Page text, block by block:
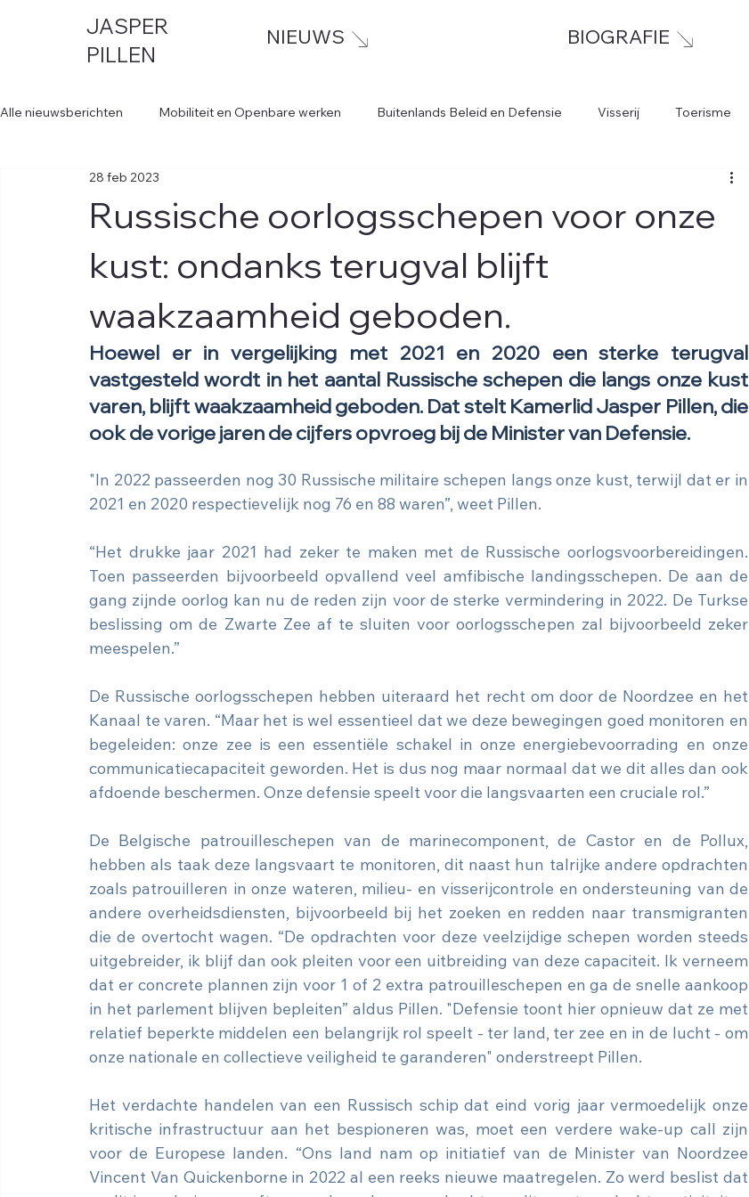
JASPER
PILLEN
NIEUWS BIOGRAFIE
Alle nieuwsberichten Mobiliteit en Openbare werken Buitenlands Beleid en Defensie Visserij Toerisme
Russische oorlogsschepen voor onze
kust: ondanks terugval blijft
waakzaamheid geboden.
28 feb 2023
Hoewel er in vergelijking met 2021 en 2020 een sterke terugval
vastgesteld wordt in het aantal Russische schepen die langs onze kust
varen, blijft waakzaamheid geboden. Dat stelt Kamerlid Jasper Pillen, die
ook de vorige jaren de cijfers opvroeg bij de Minister van Defensie.
"In 2022 passeerden nog 30 Russische militaire schepen langs onze kust, terwijl dat er in
2021 en 2020 respectievelijk nog 76 en 88 waren”, weet Pillen.
“Het drukke jaar 2021 had zeker te maken met de Russische oorlogsvoorbereidingen.
Toen passeerden bijvoorbeeld opvallend veel amfibische landingsschepen. De aan de
gang zijnde oorlog kan nu de reden zijn voor de sterke vermindering in 2022. De Turkse
beslissing om de Zwarte Zee af te sluiten voor oorlogsschepen zal bijvoorbeeld zeker
meespelen.”
De Russische oorlogsschepen hebben uiteraard het recht om door de Noordzee en het
Kanaal te varen. “Maar het is wel essentieel dat we deze bewegingen goed monitoren en
begeleiden: onze zee is een essentiële schakel in onze energiebevoorrading en onze
communicatiecapaciteit geworden. Het is dus nog maar normaal dat we dit alles dan ook
afdoende beschermen. Onze defensie speelt voor die langsvaarten een cruciale rol.”
De Belgische patrouilleschepen van de marinecomponent, de Castor en de Pollux,
hebben als taak deze langsvaart te monitoren, dit naast hun talrijke andere opdrachten
zoals patrouilleren in onze wateren, milieu- en visserijcontrole en ondersteuning van de
andere overheidsdiensten, bijvoorbeeld bij het zoeken en redden naar transmigranten
die de overtocht wagen. “De opdrachten voor deze veelzijdige schepen worden steeds
uitgebreider, ik blijf dan ook pleiten voor een uitbreiding van deze capaciteit. Ik verneem
dat er concrete plannen zijn voor 1 of 2 extra patrouilleschepen en ga de snelle aankoop
in het parlement blijven bepleiten” aldus Pillen. "Defensie toont hier opnieuw dat ze met
relatief beperkte middelen een belangrijk rol speelt - ter land, ter zee en in de lucht - om
onze nationale en collectieve veiligheid te garanderen" onderstreept Pillen.
Het verdachte handelen van een Russisch schip dat eind vorig jaar vermoedelijk onze
kritische infrastructuur aan het bespioneren was, moet een verdere wake-up call zijn
voor de Europese landen. “Ons land nam op initiatief van de Minister van Noordzee
Vincent Van Quickenborne in 2022 al een reeks nieuwe maatregelen. Zo werd beslist dat